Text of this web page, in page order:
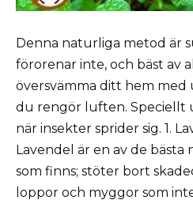
Denna naturliga metod är
förorenar inte, och bäst av
översvämma ditt hem
du rengör luften. Speciellt
när insekter sprider sig. 1.
Lavendel är en av de
som finns; stöter bort
loppor och myggor som